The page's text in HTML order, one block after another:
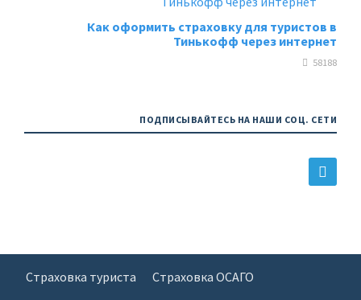
Как оформить страховку для туристов в
Тинькофф через интернет
58188
ПОДПИСЫВАЙТЕСЬ НА НАШИ СОЦ. СЕТИ
Страховка туриста Страховка ОСАГО